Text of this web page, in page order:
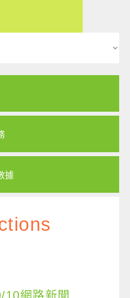
據
10網路新聞